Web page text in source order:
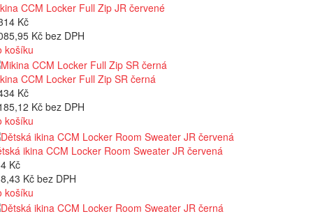
CCM Locker Full Zip JR červené
Kč
Kč bez DPH
košíku
CCM Locker Full Zip SR černá
Kč
Kč bez DPH
košíku
ikina CCM Locker Room Sweater JR červená
Kč
Kč bez DPH
košíku